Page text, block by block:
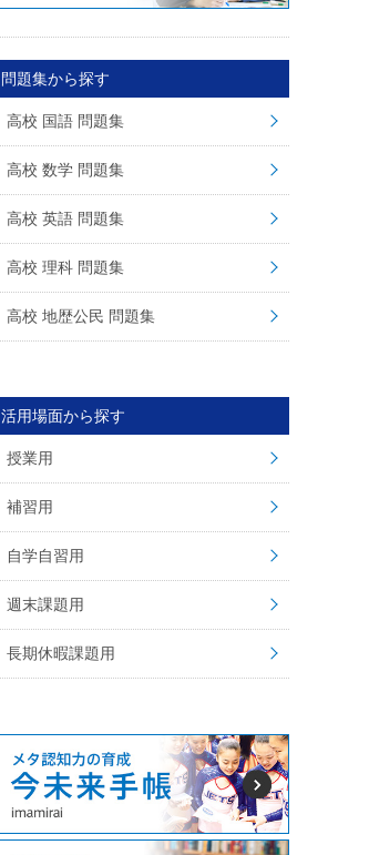
問題集から探す
高校 国語 問題集
高校 数学 問題集
高校 英語 問題集
高校 理科 問題集
高校 地歴公民 問題集
活用場面から探す
授業用
補習用
自学自習用
週末課題用
長期休暇課題用